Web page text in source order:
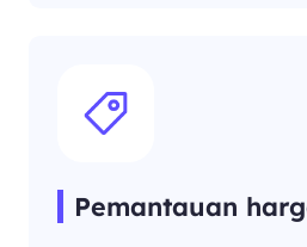
Pemantauan